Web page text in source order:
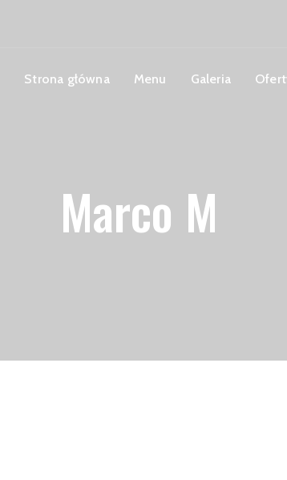
Strona główna Menu Galeria
Marco M